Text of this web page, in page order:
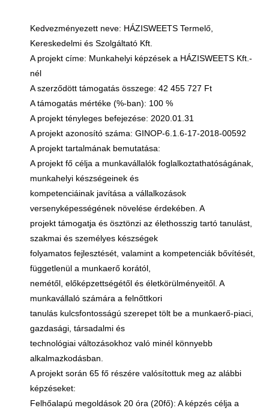
Kedvezményezett neve: HÁZISWEETS Termelő,
Kereskedelmi és Szolgáltató Kft.
A projekt címe: Munkahelyi képzések a HÁZISWEETS Kft.-
nél
A szerződött támogatás összege: 42 455 727 Ft
A támogatás mértéke (%-ban): 100 %
A projekt tényleges befejezése: 2020.01.31
A projekt azonosító száma: GINOP-6.1.6-17-2018-00592
A projekt tartalmának bemutatása:
A projekt fő célja a munkavállalók foglalkoztathatóságának,
munkahelyi készségeinek és
kompetenciáinak javítása a vállalkozások
versenyképességének növelése érdekében. A
projekt támogatja és ösztönzi az élethosszig tartó tanulást,
szakmai és személyes készségek
folyamatos fejlesztését, valamint a kompetenciák bővítését,
függetlenül a munkaerő korától,
nemétől, előképzettségétől és életkörülményeitől. A
munkavállaló számára a felnőttkori
tanulás kulcsfontosságú szerepet tölt be a munkaerő-piaci,
gazdasági, társadalmi és
technológiai változásokhoz való minél könnyebb
alkalmazkodásban.
A projekt során 65 fő részére valósítottuk meg az alábbi
képzéseket:
Felhőalapú megoldások 20 óra (20fő): A képzés célja a